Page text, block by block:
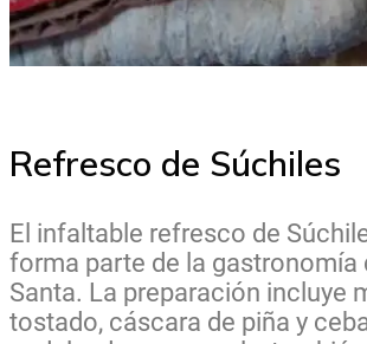
Refresco de Súchiles
El infaltable refresco de
forma parte de la gastronomía
Santa. La preparación incluye
tostado, cáscara de piña y